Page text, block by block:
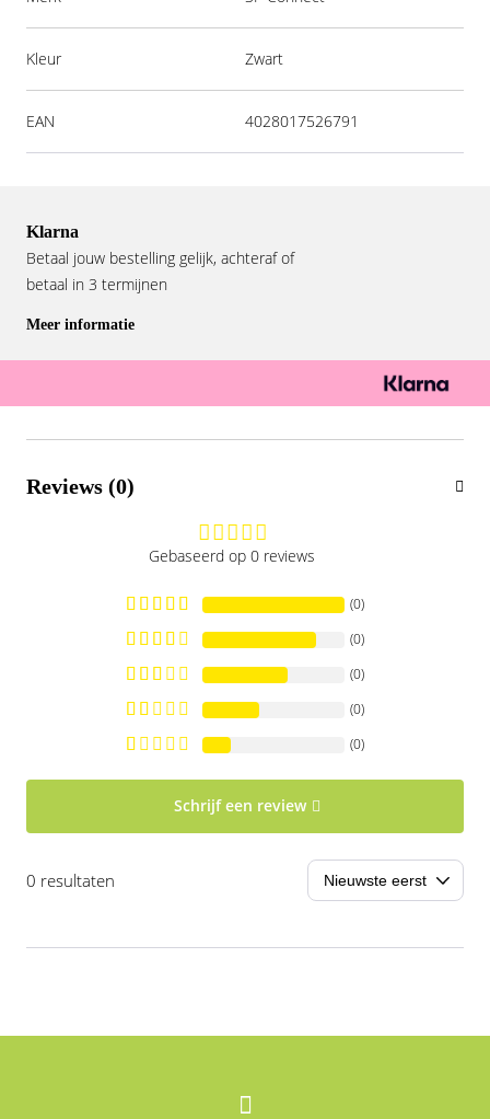
Kleur Zwart
EAN 4028017526791
Klarna
Betaal jouw bestelling gelijk, achteraf of
betaal in 3 termijnen
Meer informatie
Reviews (0)
Gebaseerd op 0 reviews
(0)
(0)
(0)
(0)
(0)
Schrijf een review
0 resultaten